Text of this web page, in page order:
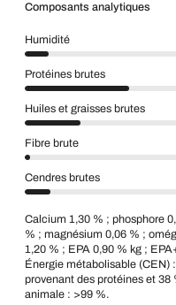
Composants analytiques
Humidité
Protéines brutes
Huiles et graisses brutes
Fibre brute
Cendres brutes
Calcium 1,30 % ; phosphore
% ; magnésium 0,06 % ;
1,20 % ; EPA 0,90 % kg ;
Énergie métabolisable (CEN)
provenant des protéines et
animale : >99 %.